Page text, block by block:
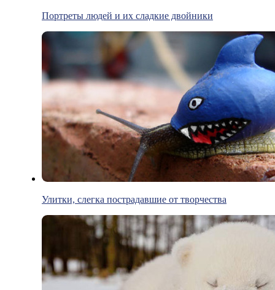
Портреты людей и их сладкие двойники
Улитки, слегка пострадавшие от творчества